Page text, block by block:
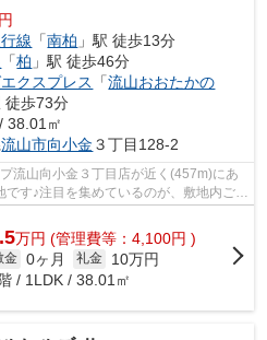
線 「南柏 」駅 徒歩13分
「柏 」駅 徒歩46分
クスプレス
「流山おおたかの
徒歩73分
38.01㎡
流山市向小金 ３丁目128-2
流山向小金３丁目店が近く(457m)にあ
す♪注目を集めているのが、敷地内ごみ
賃...
万円 (管理費等：4,100円 )
金 0ヶ月 礼金
10万円
/ 1LDK / 38.01㎡